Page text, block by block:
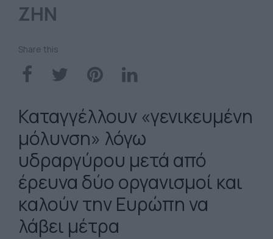
ΖΗΝ
Share this
Καταγγέλλουν «γενικευμένη
μόλυνση» λόγω
υδραργύρου μετά από
έρευνα δύο οργανισμοί και
καλούν την Ευρώπη να
λάβει μέτρα